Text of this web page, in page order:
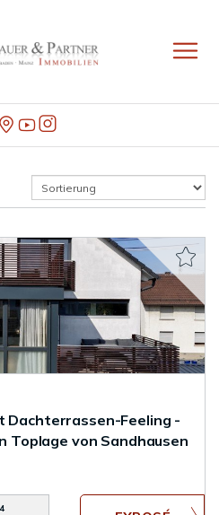
Feeling -
Toplage von Sandhausen
4